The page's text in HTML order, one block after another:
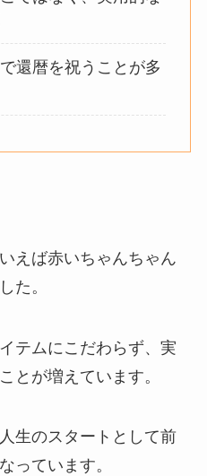
還暦を祝うことが多
えば赤いちゃんちゃん
た。
テムにこだわらず、実
とが増えています。
生のスタートとして前
っています。